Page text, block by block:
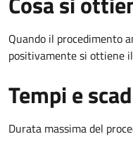
Quando il procedimento
positivamente si ottiene
Tempi e
Durata massima del